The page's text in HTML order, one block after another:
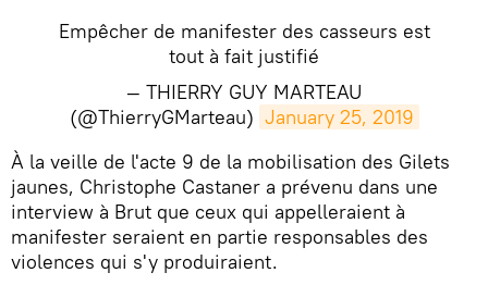
Empêcher de manifester des casseurs est
tout à fait justifié
— THIERRY GUY MARTEAU
(@ThierryGMarteau) January 25, 2019
À la veille de l'acte 9 de la mobilisation des Gilets
jaunes, Christophe Castaner a prévenu dans une
interview à Brut que ceux qui appelleraient à
manifester seraient en partie responsables des
violences qui s'y produiraient.